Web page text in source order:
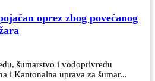
oprez zbog povećanog
šumarstvo i vodoprivredu
i Kantonalna uprava za šumar...